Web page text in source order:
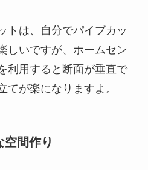
トは、自分でパイプカッ
しいですが、ホームセン
利用すると断面が垂直で
てが楽になりますよ。
空間作り